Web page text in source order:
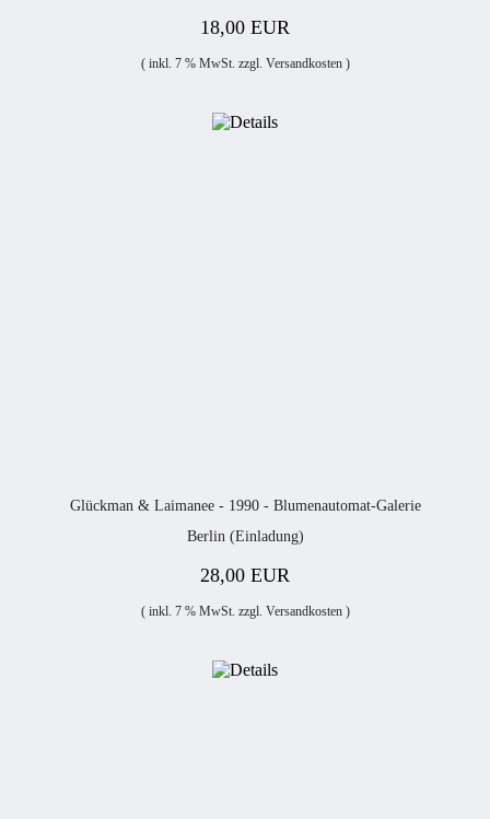
18,00 EUR
( inkl. 7 % MwSt. zzgl. Versandkosten)
Glückman & Laimanee - 1990 - Blumenautomat-Galerie
Berlin (Einladung)
28,00 EUR
( inkl. 7 % MwSt. zzgl. Versandkosten)